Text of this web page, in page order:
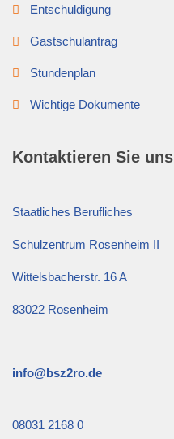
Entschuldigung
Gastschulantrag
Stundenplan
Wichtige Dokumente
Kontaktieren Sie uns
Staatliches Berufliches
Schulzentrum Rosenheim II
Wittelsbacherstr. 16 A
83022 Rosenheim
info@bsz2ro.de
08031 2168 0